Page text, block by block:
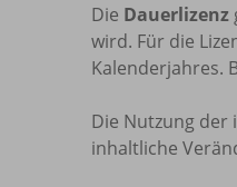
Die Dauerlizenz
wird. Für die
Kalenderjahres.
Die Nutzung der
inhaltliche